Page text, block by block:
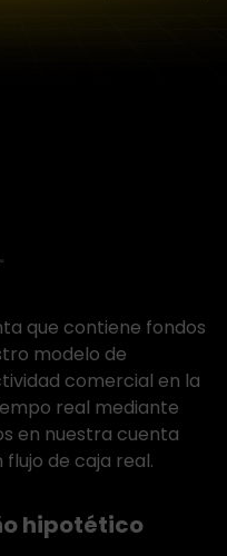
que contiene fondos
modelo de
comercial en la
real mediante
en nuestra cuenta
de caja real.
hipotético